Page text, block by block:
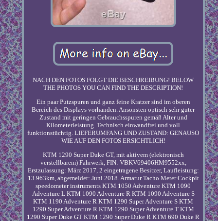
NACH DEN FOTOS FOLGT DIE BESCHREIBUNG! BELOW
THE PHOTOS YOU CAN FIND THE DESCRIPTION!
Ein paar Putzspuren und ganz feine Kratzer sind im oberen
Bereich des Displays vorhanden. Ansonsten optisch sehr guter
Zustand mit geringen Gebrauchsspuren gemäß Alter und
Kilometerleistung. Technisch einwandfrei und voll
funktionstüchtig. LIEFERUMFANG UND ZUSTAND: GENAUSO
WIE AUF DEN FOTOS ERSICHTLICH!
KTM 1290 Super Duke GT, mit aktivem (elektronisch
verstellbarem) Fahrwerk, FIN: VBKV69406HM9552xx,
Erstzulassung: März 2017, 2 eingetragene Besitzer, Laufleistung:
13.963km, abgemeldet: Juni 2018. Armatur Tacho Meter Cockpit
speedometer instruments KTM 1050 Adventure KTM 1090
Adventure L KTM 1090 Adventure R KTM 1090 Adventure S
KTM 1190 Adventure R KTM 1290 Super Adventure S KTM
1290 Super Adventure R KTM 1290 Super Adventure T KTM
1290 Super Duke GT KTM 1290 Super Duke R KTM 690 Duke R